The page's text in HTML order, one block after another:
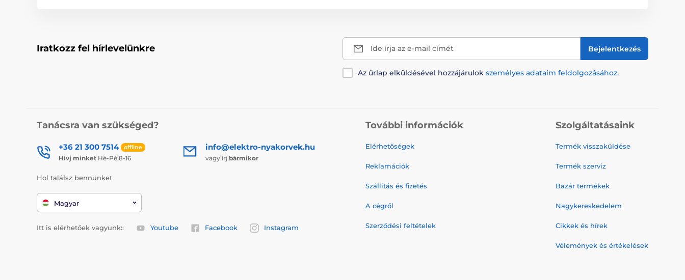
Iratkozz fel hírlevelünkre Ide írja az e-mail címét Bejelentkezés
Az űrlap elküldésével hozzájárulok személyes adataim feldolgozásához.
Tanácsra van szükséged?
+36 21 300 7514 offline
Hívj minket Hé-Pé 8-16
info@elektro-nyakorvek.hu
vagy írj bármikor
Hol találsz bennünket
Magyar
Itt is elérhetőek vagyunk:: Youtube Facebook Instagram
További információk
Elérhetőségek
Reklamációk
Szállítás és fizetés
A cégről
Szerződési feltételek
Szolgáltatásaink
Termék visszaküldése
Termék szerviz
Bazár termékek
Nagykereskedelem
Cikkek és hírek
Vélemények és értékelések